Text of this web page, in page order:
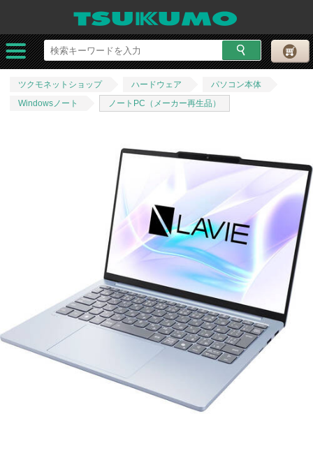
ツクモネットショップ ハードウェア
パソコン本体
Windowsノート
ノートPC（メーカー再生品）